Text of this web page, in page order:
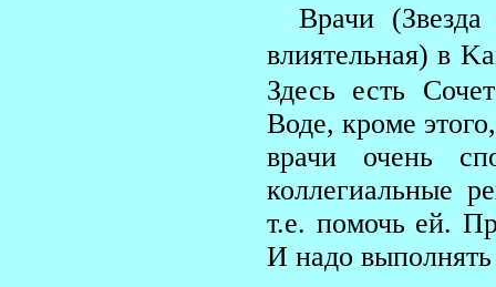
Врачи
влиятельная) в
Здесь есть
Воде, кроме
врачи очень
коллегиальные
т.е. помочь ей.
И надо